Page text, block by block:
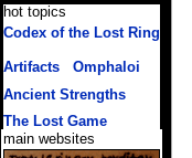
hot topics
Codex of the Lost Ring
Artifacts/ Omphaloi
Ancient Strengths
The Lost Game
main websites